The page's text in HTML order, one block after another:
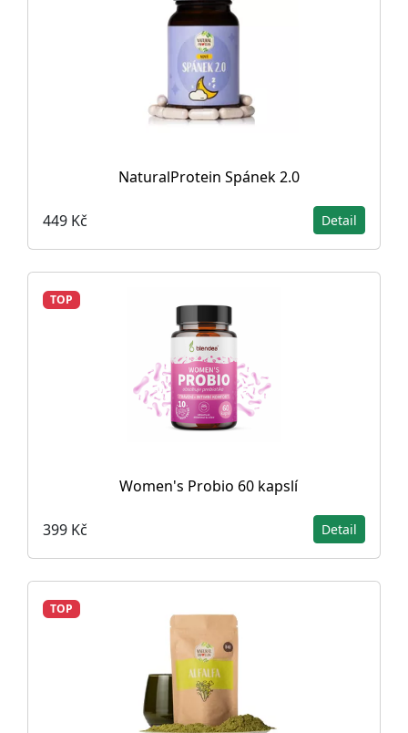
NaturalProtein Spánek 2.0
449 Kč Detail
TOP
Women's Probio 60 kapslí
399 Kč Detail
TOP